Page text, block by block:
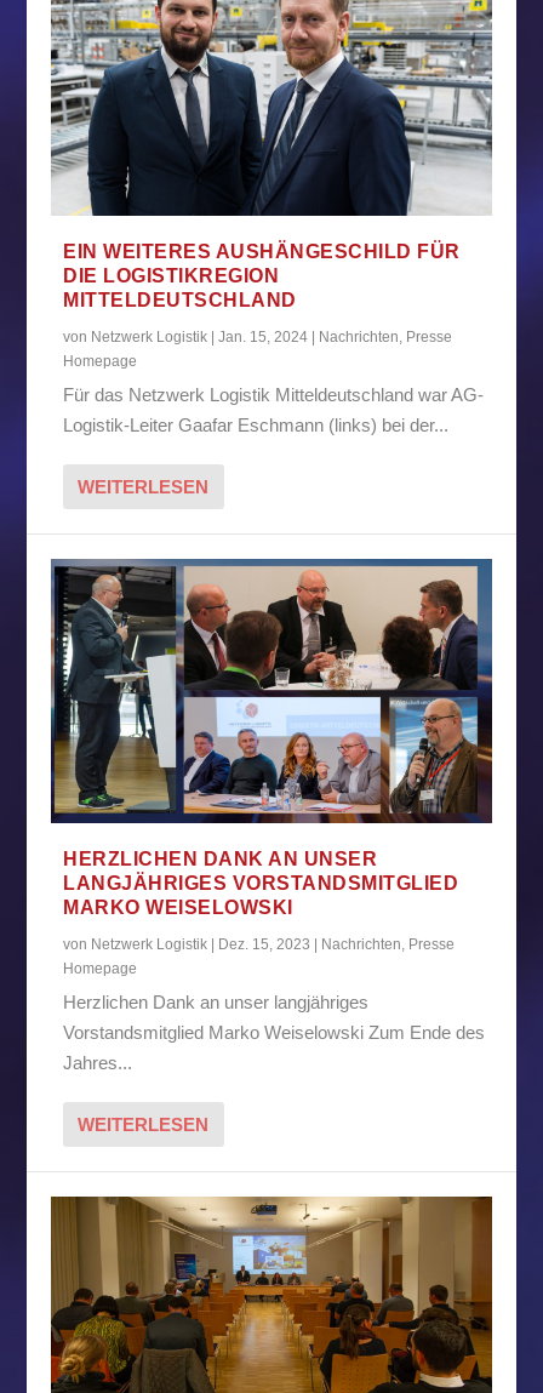
EIN WEITERES AUSHÄNGESCHILD FÜR
DIE LOGISTIKREGION
MITTELDEUTSCHLAND
von Netzwerk Logistik |Jan. 15, 2024 Nachrichten, Presse
Homepage
Für das Netzwerk Logistik Mitteldeutschland war AG-
Logistik-Leiter Gaafar Eschmann (links) bei der...
WEITERLESEN
HERZLICHEN DANK AN UNSER
LANGJÄHRIGES VORSTANDSMITGLIED
MARKO WEISELOWSKI
von Netzwerk Logistik Dez. 15, 2023 Nachrichten, Presse
Homepage
Herzlichen Dank an unser langjähriges
Vorstandsmitglied Marko Weiselowski Zum Ende des
Jahres...
WEITERLESEN